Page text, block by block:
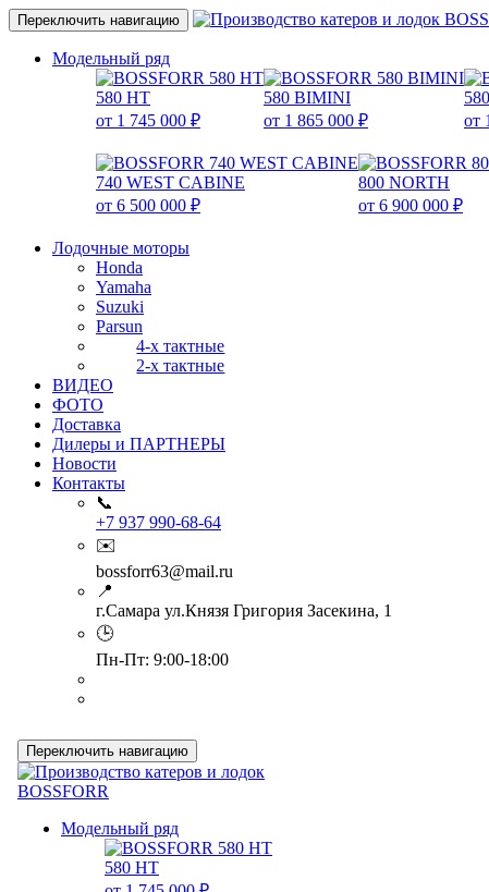
Переключить навигацию
Модельный ряд
580 HT
от 1 745 000 ₽
580 BIMINI
от 1 865 000 ₽
от
740 WEST CABINE
от 6 500 000 ₽
800 NORTH
от 6 900 000 ₽
Лодочные моторы
Honda
Yamaha
Suzuki
Parsun
4-х тактные
2-х тактные
ВИДЕО
ФОТО
Доставка
Дилеры и ПАРТНЕРЫ
Новости
Контакты
📞
+7 937 990-68-64
✉️
bossforr63@mail.ru
📍
г.Самара ул.Князя Григория Засекина, 1
🕒
Пн-Пт: 9:00-18:00